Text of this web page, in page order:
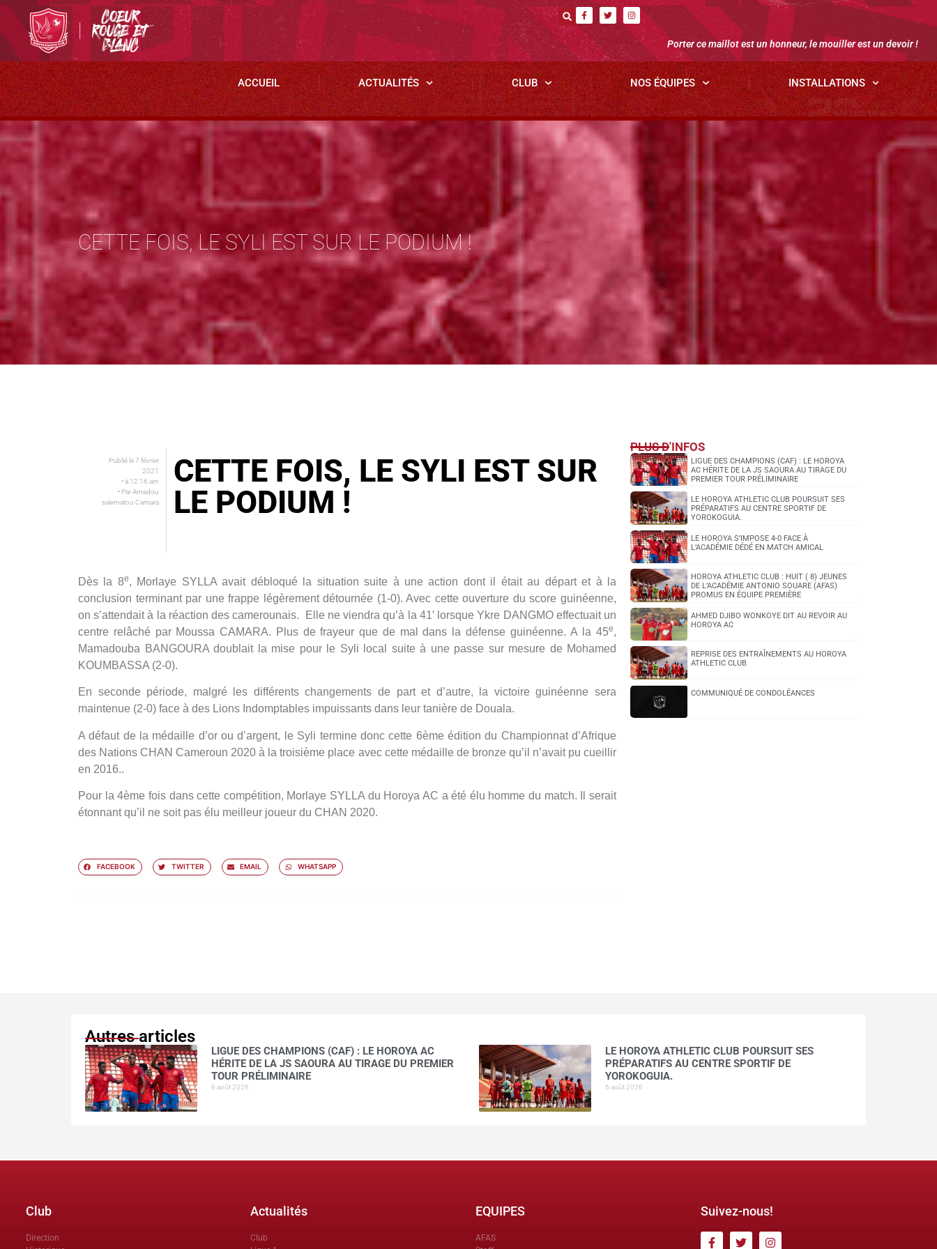
Porter ce maillot est un honneur, le mouiller est un devoir !
ACCUEIL ACTUALITÉS CLUB NOS ÉQUIPES INSTALLATIONS
CETTE FOIS, LE SYLI EST SUR LE PODIUM !
Publié le7 février
2021
• à 12:16 am
• ParAmadou
salematou Camara
CETTE FOIS, LE SYLI EST SUR
LE PODIUM !
Dès la 8e, Morlaye SYLLA avait débloqué la situation suite à une action dont il était au départ et à la
conclusion terminant par une frappe légèrement détournée (1-0). Avec cette ouverture du score guinéenne,
on s’attendait à la réaction des camerounais. Elle ne viendra qu’à la 41′ lorsque Ykre DANGMO effectuait un
centre relâché par Moussa CAMARA. Plus de frayeur que de mal dans la défense guinéenne. A la 45e,
Mamadouba BANGOURA doublait la mise pour le Syli local suite à une passe sur mesure de Mohamed
KOUMBASSA (2-0).
En seconde période, malgré les différents changements de part et d’autre, la victoire guinéenne sera
maintenue (2-0) face à des Lions Indomptables impuissants dans leur tanière de Douala.
A défaut de la médaille d’or ou d’argent, le Syli termine donc cette 6ème édition du Championnat d’Afrique
des Nations CHAN Cameroun 2020 à la troisième place avec cette médaille de bronze qu’il n’avait pu cueillir
en 2016..
Pour la 4ème fois dans cette compétition, Morlaye SYLLA du Horoya AC a été élu homme du match. Il serait
étonnant qu’il ne soit pas élu meilleur joueur du CHAN 2020.
FACEBOOK TWITTER EMAIL WHATSAPP
PLUS D'INFOS
LIGUE DES CHAMPIONS (CAF) : LE HOROYA
AC HÉRITE DE LA JS SAOURA AU TIRAGE DU
PREMIER TOUR PRÉLIMINAIRE
LE HOROYA ATHLETIC CLUB POURSUIT SES
PRÉPARATIFS AU CENTRE SPORTIF DE
YOROKOGUIA.
LE HOROYA S’IMPOSE 4-0 FACE À
L’ACADÉMIE DÉDÉ EN MATCH AMICAL
HOROYA ATHLETIC CLUB : HUIT ( 8) JEUNES
DE L’ACADÉMIE ANTONIO SOUARE (AFAS)
PROMUS EN ÉQUIPE PREMIÈRE
AHMED DJIBO WONKOYE DIT AU REVOIR AU
HOROYA AC
REPRISE DES ENTRAÎNEMENTS AU HOROYA
ATHLETIC CLUB
COMMUNIQUÉ DE CONDOLÉANCES
Autres articles
LIGUE DES CHAMPIONS (CAF) : LE HOROYA AC
HÉRITE DE LA JS SAOURA AU TIRAGE DU PREMIER
TOUR PRÉLIMINAIRE
6 août 2026
LE HOROYA ATHLETIC CLUB POURSUIT SES
PRÉPARATIFS AU CENTRE SPORTIF DE
YOROKOGUIA.
6 août 2026
Club
Direction
Actualités
Club
EQUIPES
AFAS
Suivez-nous!